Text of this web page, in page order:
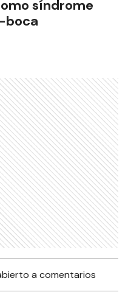
síndrome
boca
a comentarios